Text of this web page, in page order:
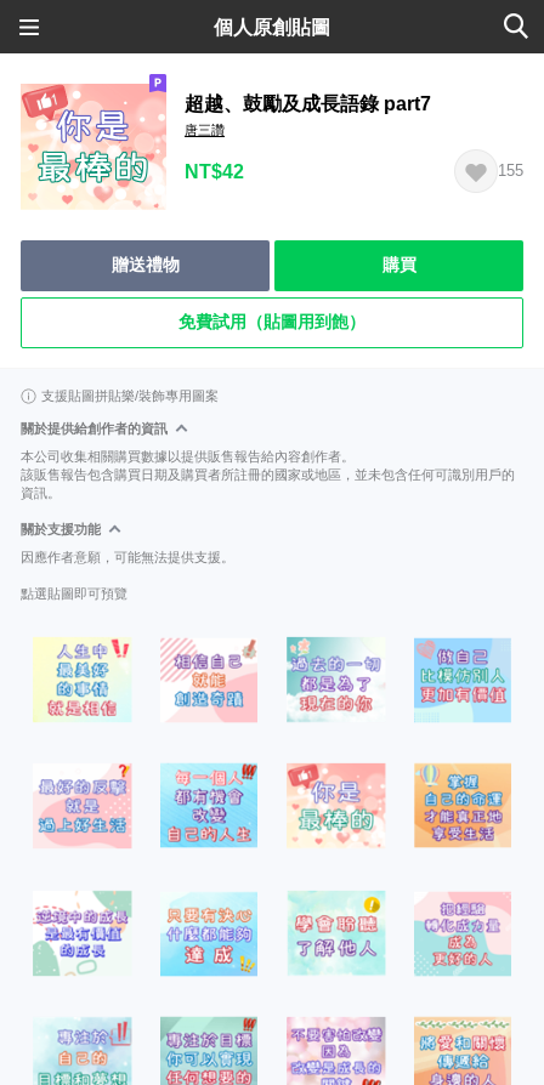
個人原創貼圖
超越、鼓勵及成長語錄 part7
唐三讚
NT$42 155
贈送禮物 購買
免費試用（貼圖用到飽）
支援貼圖拼貼樂/裝飾專用圖案
關於提供給創作者的資訊
本公司收集相關購買數據以提供販售報告給內容創作者。
該販售報告包含購買日期及購買者所註冊的國家或地區，並未包含任何可識別用戶的
資訊。
關於支援功能
因應作者意願，可能無法提供支援。
點選貼圖即可預覽